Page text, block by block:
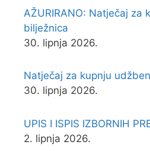
AŽURIRANO: Natječaj za
bilježnica
30. lipnja 2026.
Natječaj za kupnju
30. lipnja 2026.
UPIS I ISPIS IZBORNIH
2. lipnja 2026.